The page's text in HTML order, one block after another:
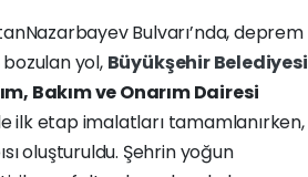
Bulvarı’nda, deprem
bozulan yol, Büyükşehir Belediyesi
Bakım ve Onarım Dairesi
ilk etap imalatları tamamlanırken,
oluşturuldu. Şehrin yoğun